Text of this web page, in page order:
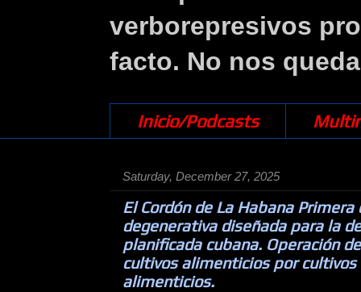
verborepresivos
facto. No nos
Inicio/Podcasts
Saturday, December 27, 2025
El Cordón de La Habana Primera
degenerativa diseñada para la
planificada cubana. Operación
cultivos alimenticios por
alimenticios.